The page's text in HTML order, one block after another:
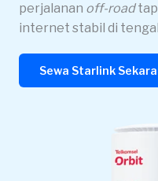
perjalanan off-road
internet stabil di
Sewa Starlink